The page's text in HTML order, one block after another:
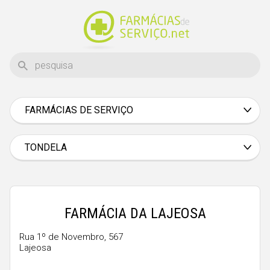
FARMÁCIAS DE SERVIÇO
Braga
Bragança
Castelo Branco
Évora
TONDELA
FARMÁCIA DA LAJEOSA
Rua 1º de Novembro, 567
Lajeosa